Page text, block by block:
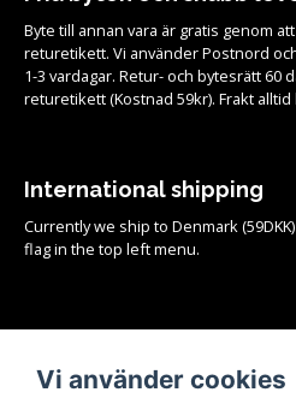
Byte till annan vara är gratis genom
returetikett. Vi använder Postnord
1-3 vardagar. Retur- och bytesrätt 60
returetikett (Kostnad 59kr). Frakt alltid
International shipping
Currently we ship to Denmark
flag in the top left menu.
Se samtliga köpvillkor och mer info
Vi använder cookies